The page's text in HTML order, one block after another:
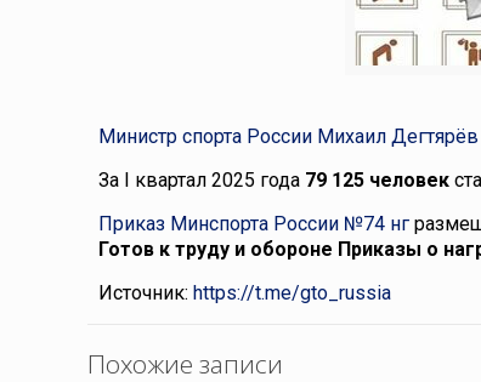
Министр спорта России Михаил Дегтярёв
За I квартал 2025 года 79 125 человек
Приказ Минспорта России №74 нг
Готов к труду и обороне Приказы о
Источник:https://t.me/gto_russia
Похожие записи